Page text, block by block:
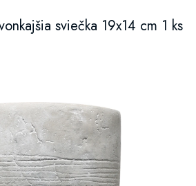
sviečka 19x14 cm 1 ks